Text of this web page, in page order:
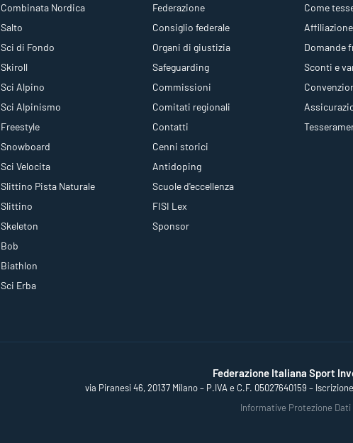
Combinata Nordica
Salto
Sci di Fondo
Skiroll
Sci Alpino
Sci Alpinismo
Freestyle
Snowboard
Sci Velocita
Slittino Pista Naturale
Slittino
Skeleton
Bob
Biathlon
Sci Erba
Federazione
Consiglio federale
Organi di giustizia
Safeguarding
Commissioni
Comitati regionali
Contatti
Cenni storici
Antidoping
Scuole d'eccellenza
FISI Lex
Sponsor
Come
Domande
Sconti e
Federazione Italiana Sport
via Piranesi 46, 20137 Milano – P.IVA e C.F. 05027640159 –
Informative Protezione Dati